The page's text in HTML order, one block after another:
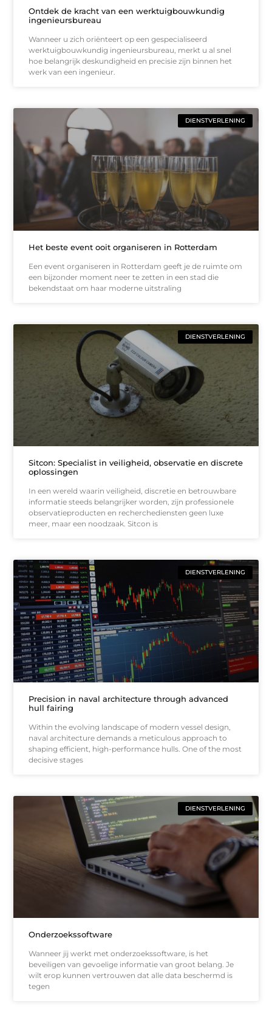
Ontdek de kracht van een werktuigbouwkundig
ingenieursbureau
Wanneer u zich oriënteert op een gespecialiseerd
werktuigbouwkundig ingenieursbureau, merkt u al snel
hoe belangrijk deskundigheid en precisie zijn binnen het
werk van een ingenieur.
DIENSTVERLENING
Het beste event ooit organiseren in Rotterdam
Een event organiseren in Rotterdam geeft je de ruimte om
een bijzonder moment neer te zetten in een stad die
bekendstaat om haar moderne uitstraling
DIENSTVERLENING
Sitcon: Specialist in veiligheid, observatie en discrete
oplossingen
In een wereld waarin veiligheid, discretie en betrouwbare
informatie steeds belangrijker worden, zijn professionele
observatieproducten en recherche­diensten geen luxe
meer, maar een noodzaak. Sitcon is
DIENSTVERLENING
Precision in naval architecture through advanced
hull fairing
Within the evolving landscape of modern vessel design,
naval architecture demands a meticulous approach to
shaping efficient, high-performance hulls. One of the most
decisive stages
DIENSTVERLENING
Onderzoekssoftware
Wanneer jij werkt met onderzoekssoftware, is het
beveiligen van gevoelige informatie van groot belang. Je
wilt erop kunnen vertrouwen dat alle data beschermd is
tegen